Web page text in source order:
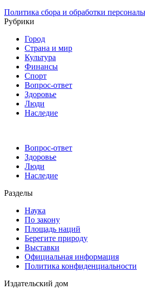
Политика сбора и обработки
Рубрики
Город
Страна и мир
Культура
Финансы
Спорт
Вопрос-ответ
Здоровье
Люди
Наследие
Вопрос-ответ
Здоровье
Люди
Наследие
Разделы
Наука
По закону
Площадь наций
Берегите природу
Выставки
Официальная информация
Политика конфиденциальности
Издательский дом